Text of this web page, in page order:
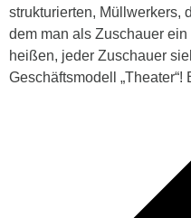
strukturierten, Müllwerkers,
dem man als Zuschauer
heißen, jeder Zuschauer
Geschäftsmodell „Theater“!